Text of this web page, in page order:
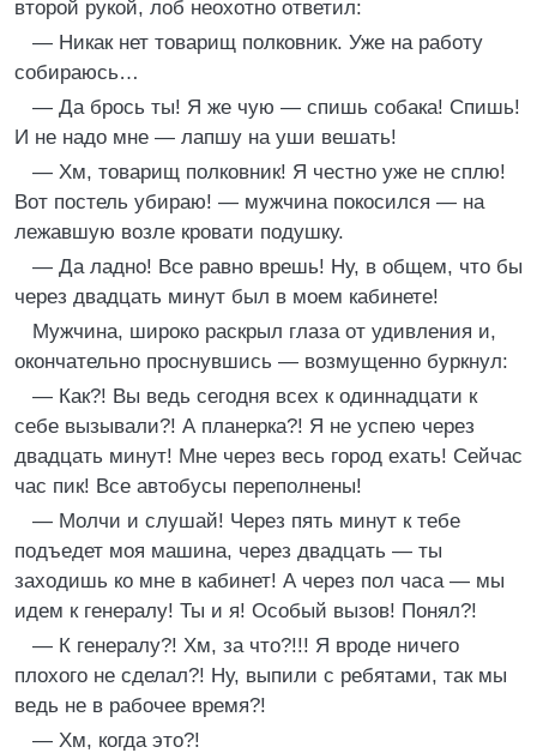
второй рукой, лоб неохотно ответил:
— Никак нет товарищ полковник. Уже на работу
собираюсь…
— Да брось ты! Я же чую — спишь собака! Спишь!
И не надо мне — лапшу на уши вешать!
— Хм, товарищ полковник! Я честно уже не сплю!
Вот постель убираю! — мужчина покосился — на
лежавшую возле кровати подушку.
— Да ладно! Все равно врешь! Ну, в общем, что бы
через двадцать минут был в моем кабинете!
Мужчина, широко раскрыл глаза от удивления и,
окончательно проснувшись — возмущенно буркнул:
— Как?! Вы ведь сегодня всех к одиннадцати к
себе вызывали?! А планерка?! Я не успею через
двадцать минут! Мне через весь город ехать! Сейчас
час пик! Все автобусы переполнены!
— Молчи и слушай! Через пять минут к тебе
подъедет моя машина, через двадцать — ты
заходишь ко мне в кабинет! А через пол часа — мы
идем к генералу! Ты и я! Особый вызов! Понял?!
— К генералу?! Хм, за что?!!! Я вроде ничего
плохого не сделал?! Ну, выпили с ребятами, так мы
ведь не в рабочее время?!
— Хм, когда это?!